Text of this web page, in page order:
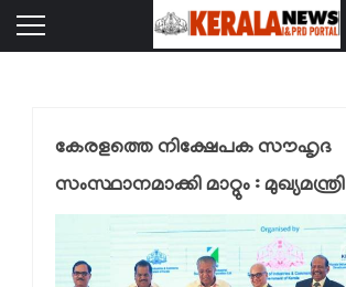
കേരളത്തെ നിക്ഷേപക സൗഹൃദ
സംസ്ഥാനമാക്കി മാറ്റും : മുഖ്യമന്ത്രി